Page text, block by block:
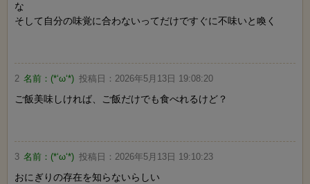
な
そして自分の味覚に合わないってだけですぐに不味いと喚く
2 名前： (*‘ω‘*) 投稿日： 2026年5月13日 19:08:20
ご飯美味しければ、ご飯だけでも食べれるけど？
3 名前： (*‘ω‘*) 投稿日： 2026年5月13日 19:10:23
おにぎりの存在を知らないらしい